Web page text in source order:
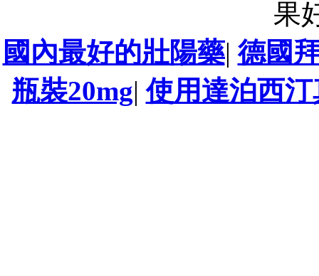
果
國內最好的壯陽藥|德國
瓶裝20mg|使用達泊西